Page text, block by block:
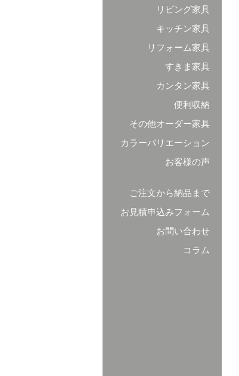
リビング家具
キッチン家具
リフォーム家具
すきま家具
カンタン家具
便利収納
その他オーダー家具
カラーバリエーション
お客様の声
ご注文から納品まで
お見積申込みフォーム
お問い合わせ
コラム